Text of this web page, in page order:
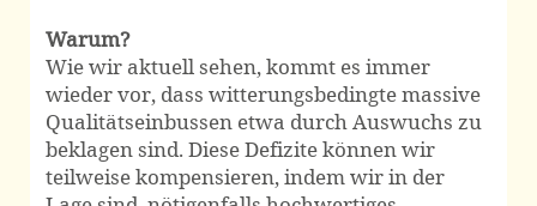
Warum?
Wie wir aktuell sehen, kommt es immer
wieder vor, dass witterungs­bedingte massive
Qualitäts­einbussen etwa durch Auswuchs zu
beklagen sind. Diese Defizite können wir
teilweise kompen­sieren, indem wir in der